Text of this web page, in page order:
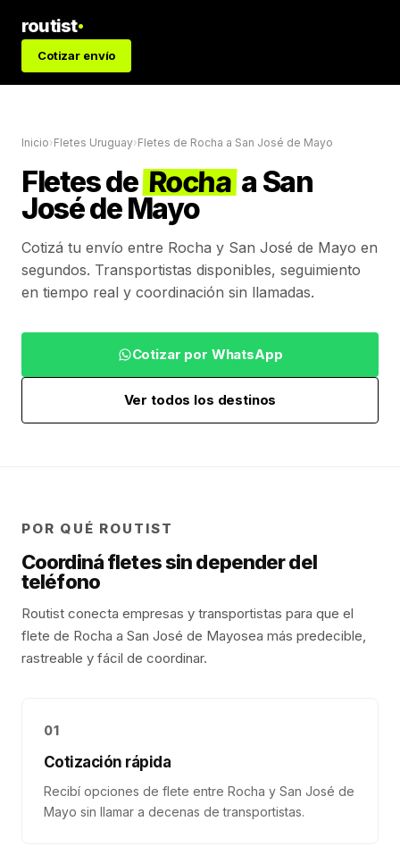
routist
Cotizar envío
Inicio›Fletes Uruguay›Fletes de Rocha a San José de Mayo
Fletes de Rocha a San
José de Mayo
Cotizá tu envío entre Rocha y San José de Mayo en
segundos. Transportistas disponibles, seguimiento
en tiempo real y coordinación sin llamadas.
Cotizar por WhatsApp
Ver todos los destinos
POR QUÉ ROUTIST
Coordiná fletes sin depender del
teléfono
Routist conecta empresas y transportistas para que el
flete de Rocha a San José de Mayosea más predecible,
rastreable y fácil de coordinar.
01
Cotización rápida
Recibí opciones de flete entre Rocha y San José de
Mayo sin llamar a decenas de transportistas.